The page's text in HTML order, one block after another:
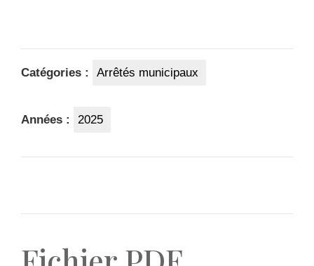
Catégories : Arrêtés municipaux
Années : 2025